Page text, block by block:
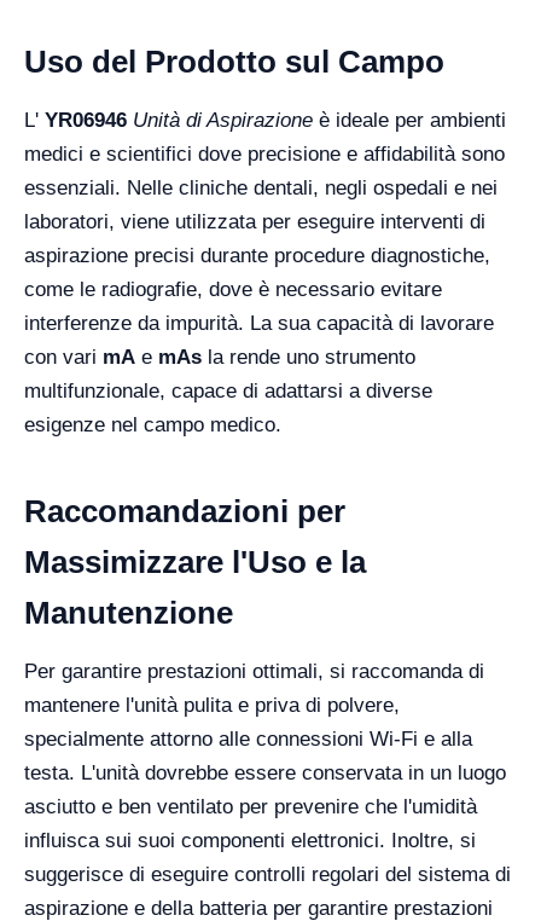
Uso del Prodotto sul Campo
L' YR06946 Unità di Aspirazione è ideale per ambienti
medici e scientifici dove precisione e affidabilità sono
essenziali. Nelle cliniche dentali, negli ospedali e nei
laboratori, viene utilizzata per eseguire interventi di
aspirazione precisi durante procedure diagnostiche,
come le radiografie, dove è necessario evitare
interferenze da impurità. La sua capacità di lavorare
con vari mA e mAs la rende uno strumento
multifunzionale, capace di adattarsi a diverse
esigenze nel campo medico.
Raccomandazioni per
Massimizzare l'Uso e la
Manutenzione
Per garantire prestazioni ottimali, si raccomanda di
mantenere l'unità pulita e priva di polvere,
specialmente attorno alle connessioni Wi-Fi e alla
testa. L'unità dovrebbe essere conservata in un luogo
asciutto e ben ventilato per prevenire che l'umidità
influisca sui suoi componenti elettronici. Inoltre, si
suggerisce di eseguire controlli regolari del sistema di
aspirazione e della batteria per garantire prestazioni